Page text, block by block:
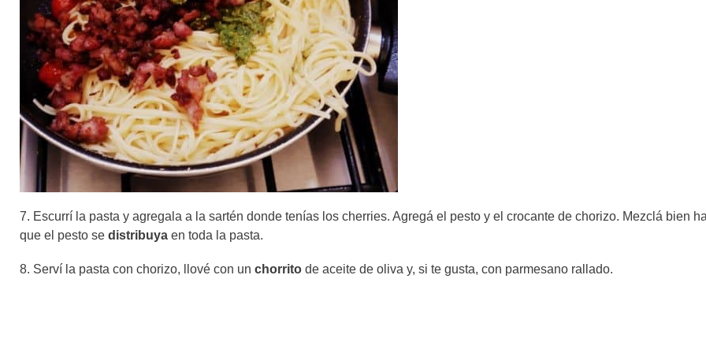
7. Escurrí la pasta y agregala a la sartén donde tenías los cherries. Agregá el pesto y el crocante de chorizo. Mezclá bien
que el pesto se distribuya en toda la pasta.
8. Serví la pasta con chorizo, llové con un chorrito de aceite de oliva y, si te gusta, con parmesano rallado.